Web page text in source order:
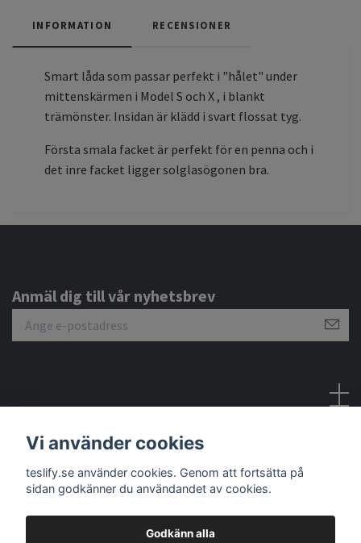
INFORMATION RECENSIONER
Smart låda som passar perfekt i "hålet" under
mittenskärmen i Model S och X , i blankt
trämönster. Insidan är klädd i svart flossat tyg.
Första smala facket är perfekt för en penna och i
det inre facket ligger solglasögonen bra.
Anmäl dig till vår nyhetsbrev
Vi använder cookies
teslify.se använder cookies. Genom att fortsätta på
sidan godkänner du användandet av cookies.
Godkänn alla